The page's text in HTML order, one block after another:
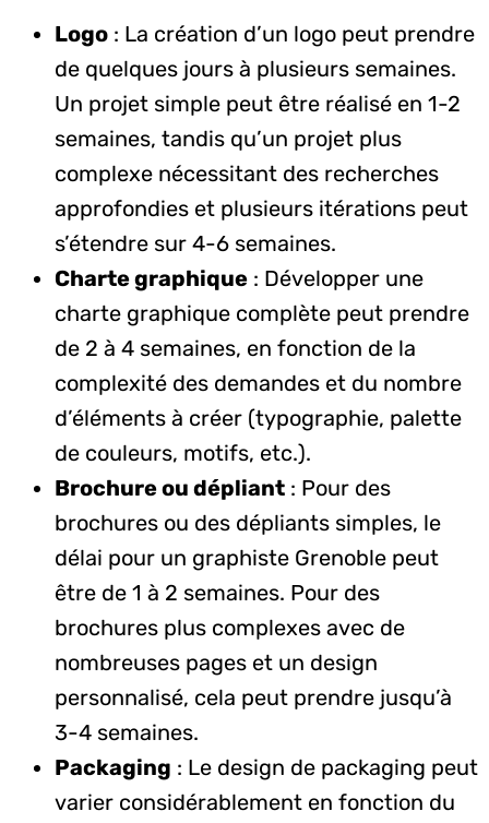
Logo : La création d’un logo peut prendre
de quelques jours à plusieurs semaines.
Un projet simple peut être réalisé en 1-2
semaines, tandis qu’un projet plus
complexe nécessitant des recherches
approfondies et plusieurs itérations peut
s’étendre sur 4-6 semaines.
Charte graphique : Développer une
charte graphique complète peut prendre
de 2 à 4 semaines, en fonction de la
complexité des demandes et du nombre
d’éléments à créer (typographie, palette
de couleurs, motifs, etc.).
Brochure ou dépliant : Pour des
brochures ou des dépliants simples, le
délai pour un graphiste Grenoble peut
être de 1 à 2 semaines. Pour des
brochures plus complexes avec de
nombreuses pages et un design
personnalisé, cela peut prendre jusqu’à
3-4 semaines.
Packaging : Le design de packaging peut
varier considérablement en fonction du